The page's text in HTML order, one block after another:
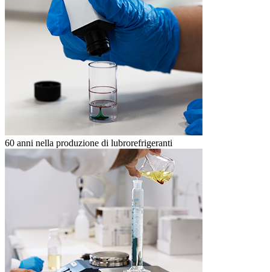
60 anni nella produzione di lubrorefrigeranti